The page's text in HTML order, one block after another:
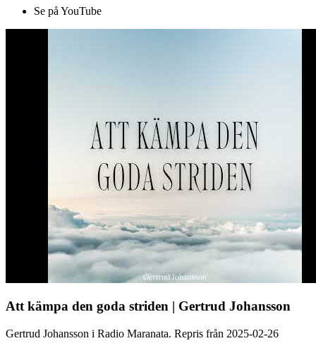
Se på YouTube
Att kämpa den goda striden | Gertrud Johansson
Gertrud Johansson i Radio Maranata. Repris från 2025-02-26